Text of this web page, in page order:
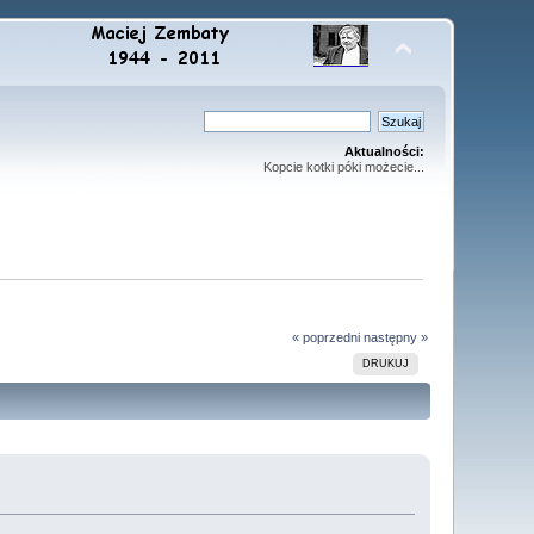
Aktualności:
Kopcie kotki póki możecie...
« poprzedni następny »
DRUKUJ